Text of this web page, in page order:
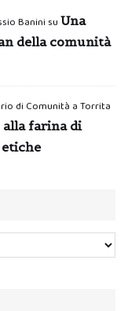
Banini su Una
della comunità
di Comunità a Torrita
alla farina di